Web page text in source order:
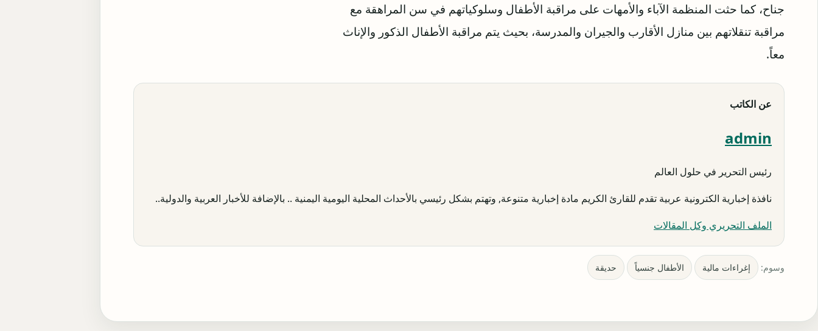
جناح، كما حثت المنظمة الآباء والأمهات على مراقبة الأطفال وسلوكياتهم في سن المراهقة مع
مراقبة تنقلاتهم بين منازل الأقارب والجيران والمدرسة، بحيث يتم مراقبة الأطفال الذكور والإناث
معاً.
عن الكاتب
admin
رئيس التحرير في حلول العالم
نافذة إخبارية الكترونية عربية تقدم للقارئ الكريم مادة إخبارية متنوعة, وتهتم بشكل رئيسي بالأحداث المحلية اليومية اليمنية .. بالإضافة للأخبار العربية والدولية..
الملف التحريري وكل المقالات
وسوم: إغراءات مالية الأطفال جنسياً حديقة